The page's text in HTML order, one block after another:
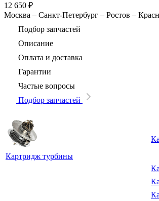
12 650 ₽
Москва – Санкт-Петербург – Ростов –
Подбор запчастей
Описание
Оплата и доставка
Гарантии
Частые вопросы
Подбор запчастей
Картридж турбины